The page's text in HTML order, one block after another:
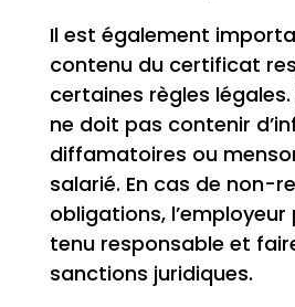
Il est également
contenu du certificat
certaines règles légales.
ne doit pas contenir
diffamatoires ou
salarié. En cas de non-
obligations,
tenu responsable et
sanctions juridiques.